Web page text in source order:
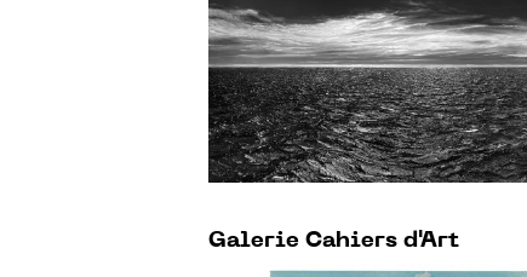
Galerie Cahiers d'Art